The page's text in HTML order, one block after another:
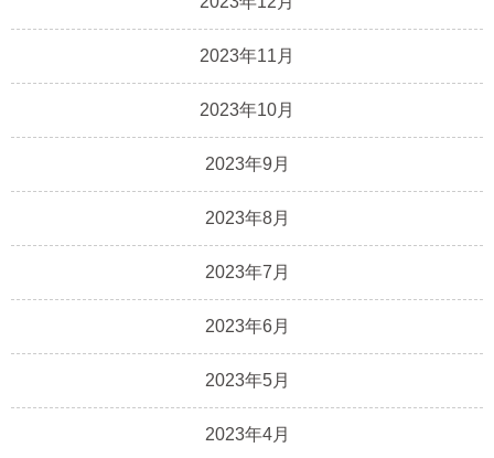
2023年11月
2023年10月
2023年9月
2023年8月
2023年7月
2023年6月
2023年5月
2023年4月